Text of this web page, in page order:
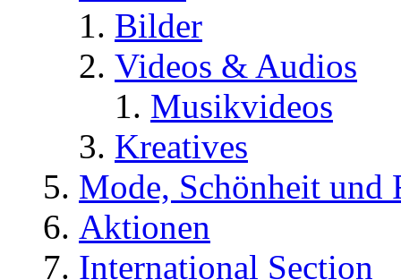
Bilder
Videos & Audios
Musikvideos
Kreatives
Mode, Schönheit und
Aktionen
International Section